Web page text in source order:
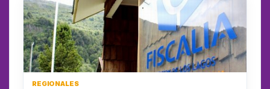
REGIONALES